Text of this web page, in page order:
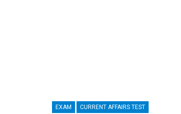
EXAM CURRENT AFFAIRS TEST